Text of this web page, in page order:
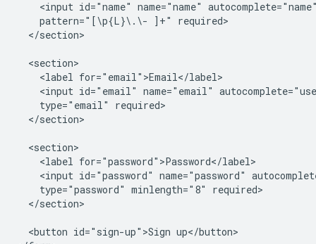
<input id="name" name="name"
    pattern="[\p{L}\.\- ]+" required>
  </section>
  <section>
    <label for="email">Email</label>
<input id="email" name="email"
    type="email" required>
  </section>
  <section>
    <label for="password">Password</label>
<input id="password" name="password"
    type="password" minlength="8" required>
  </section>
  <button id="sign-up">Sign up</button>